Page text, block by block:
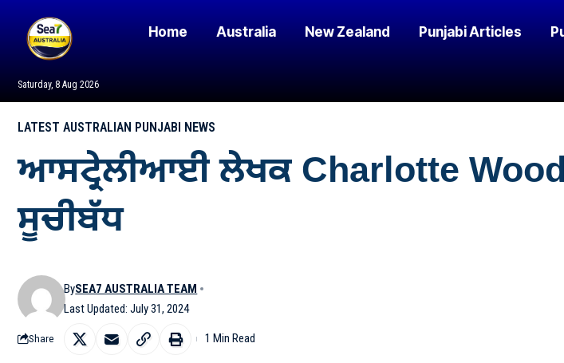
Saturday, 8 Aug 2026
Home Australia New Zealand Punjabi Articles
LATEST AUSTRALIAN PUNJABI NEWS
ਆਸਟ੍ਰੇਲੀਆਈ ਲੇਖਕ Charlotte
ਸੂਚੀਬੱਧ
Last Updated: July 31, 2024
BySEA7 AUSTRALIA TEAM
Share 1 Min Read